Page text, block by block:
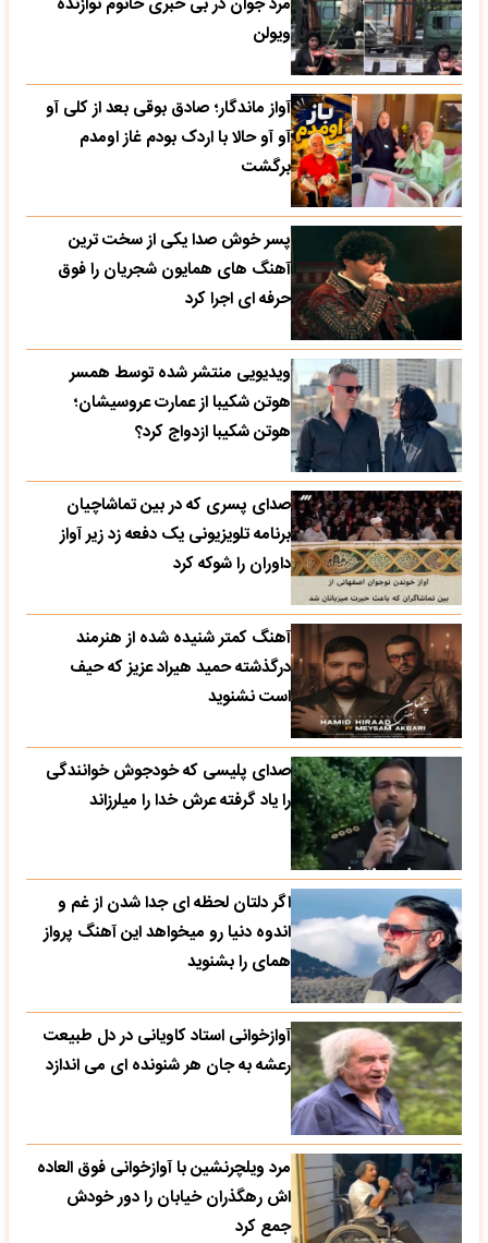
ویولن
آواز ماندگار؛ صادق بوقی بعد از کلی آو
آو آو حالا با اردک بودم غاز اومدم
برگشت
پسر خوش صدا یکی از سخت ترین
آهنگ های همایون شجریان را فوق
حرفه ای اجرا کرد
ویدیویی منتشر شده توسط همسر
هوتن شکیبا از عمارت عروسیشان؛
هوتن شکیبا ازدواج کرد؟
صدای پسری که در بین تماشاچیان
برنامه تلویزیونی یک دفعه زد زیر آواز
داوران را شوکه کرد
آهنگ کمتر شنیده شده از هنرمند
درگذشته حمید هیراد عزیز که حیف
است نشنوید
صدای پلیسی که خودجوش خوانندگی
را یاد گرفته عرش خدا را میلرزاند
اگر دلتان لحظه ای جدا شدن از غم و
اندوه دنیا رو میخواهد این آهنگ پرواز
همای را بشنوید
آوازخوانی استاد کاویانی در دل طبیعت
رعشه به جان هر شنونده ای می اندازد
مرد ویلچرنشین با آوازخوانی فوق العاده
اش رهگذران خیابان را دور خودش
جمع کرد